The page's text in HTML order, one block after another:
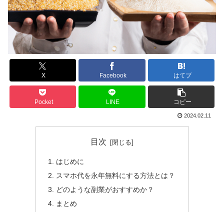
X Facebook はてブ
Pocket LINE コピー
2024.02.11
目次
はじめに
スマホ代を永年無料にする方法とは？
どのような副業がおすすめか？
まとめ